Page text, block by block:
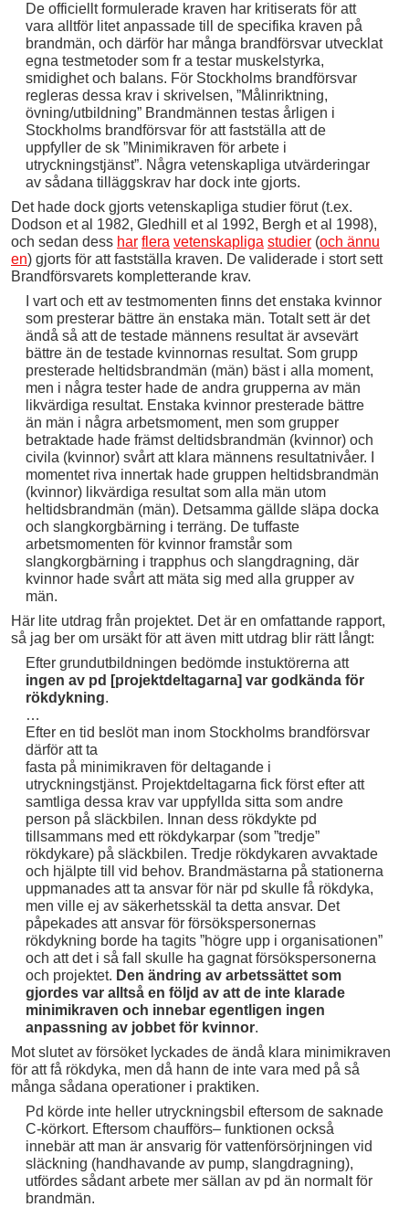
De officiellt formulerade kraven har kritiserats för att
vara alltför litet anpassade till de specifika kraven på
brandmän, och därför har många brandförsvar utvecklat
egna testmetoder som fr a testar muskelstyrka,
smidighet och balans. För Stockholms brandförsvar
regleras dessa krav i skrivelsen, ”Målinriktning,
övning/utbildning” Brandmännen testas årligen i
Stockholms brandförsvar för att fastställa att de
uppfyller de sk ”Minimikraven för arbete i
utryckningstjänst”. Några vetenskapliga utvärderingar
av sådana tilläggskrav har dock inte gjorts.
Det hade dock gjorts vetenskapliga studier förut (t.ex.
Dodson et al 1982, Gledhill et al 1992, Bergh et al 1998),
och sedan dess har flera vetenskapliga studier (och ännu
en) gjorts för att fastställa kraven. De validerade i stort sett
Brandförsvarets kompletterande krav.
I vart och ett av testmomenten finns det enstaka kvinnor
som presterar bättre än enstaka män. Totalt sett är det
ändå så att de testade männens resultat är avsevärt
bättre än de testade kvinnornas resultat. Som grupp
presterade heltidsbrandmän (män) bäst i alla moment,
men i några tester hade de andra grupperna av män
likvärdiga resultat. Enstaka kvinnor presterade bättre
än män i några arbetsmoment, men som grupper
betraktade hade främst deltidsbrandmän (kvinnor) och
civila (kvinnor) svårt att klara männens resultatnivåer. I
momentet riva innertak hade gruppen heltidsbrandmän
(kvinnor) likvärdiga resultat som alla män utom
heltidsbrandmän (män). Detsamma gällde släpa docka
och slangkorgbärning i terräng. De tuffaste
arbetsmomenten för kvinnor framstår som
slangkorgbärning i trapphus och slangdragning, där
kvinnor hade svårt att mäta sig med alla grupper av
män.
Här lite utdrag från projektet. Det är en omfattande rapport,
så jag ber om ursäkt för att även mitt utdrag blir rätt långt:
Efter grundutbildningen bedömde instuktörerna att
ingen av pd [projektdeltagarna] var godkända för
rökdykning.
…
Efter en tid beslöt man inom Stockholms brandförsvar
därför att ta
fasta på minimikraven för deltagande i
utryckningstjänst. Projektdeltagarna fick först efter att
samtliga dessa krav var uppfyllda sitta som andre
person på släckbilen. Innan dess rökdykte pd
tillsammans med ett rökdykarpar (som ”tredje”
rökdykare) på släckbilen. Tredje rökdykaren avvaktade
och hjälpte till vid behov. Brandmästarna på stationerna
uppmanades att ta ansvar för när pd skulle få rökdyka,
men ville ej av säkerhetsskäl ta detta ansvar. Det
påpekades att ansvar för försökspersonernas
rökdykning borde ha tagits ”högre upp i organisationen”
och att det i så fall skulle ha gagnat försökspersonerna
och projektet. Den ändring av arbetssättet som
gjordes var alltså en följd av att de inte klarade
minimikraven och innebar egentligen ingen
anpassning av jobbet för kvinnor.
Mot slutet av försöket lyckades de ändå klara minimikraven
för att få rökdyka, men då hann de inte vara med på så
många sådana operationer i praktiken.
Pd körde inte heller utryckningsbil eftersom de saknade
C-körkort. Eftersom chaufförs– funktionen också
innebär att man är ansvarig för vattenförsörjningen vid
släckning (handhavande av pump, slangdragning),
utfördes sådant arbete mer sällan av pd än normalt för
brandmän.